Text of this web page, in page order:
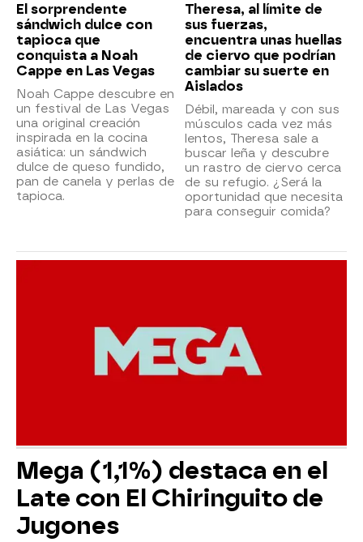
El sorprendente
sándwich dulce con
tapioca que
conquista a Noah
Cappe en Las Vegas
Noah Cappe descubre en
un festival de Las Vegas
una original creación
inspirada en la cocina
asiática: un sándwich
dulce de queso fundido,
pan de canela y perlas de
tapioca.
Theresa, al límite de
sus fuerzas,
encuentra unas huellas
de ciervo que podrían
cambiar su suerte en
Aislados
Débil, mareada y con sus
músculos cada vez más
lentos, Theresa sale a
buscar leña y descubre
un rastro de ciervo cerca
de su refugio. ¿Será la
oportunidad que necesita
para conseguir comida?
Mega (1,1%) destaca en el
Late con El Chiringuito de
Jugones